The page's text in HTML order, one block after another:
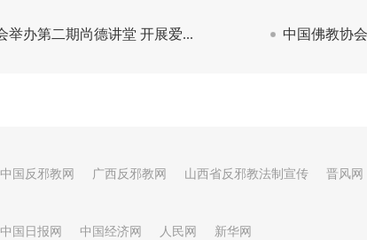
中国反邪教网 广西反邪教网 山西省反邪教法制宣传 晋风网
中国日报网 中国经济网 人民网 新华网